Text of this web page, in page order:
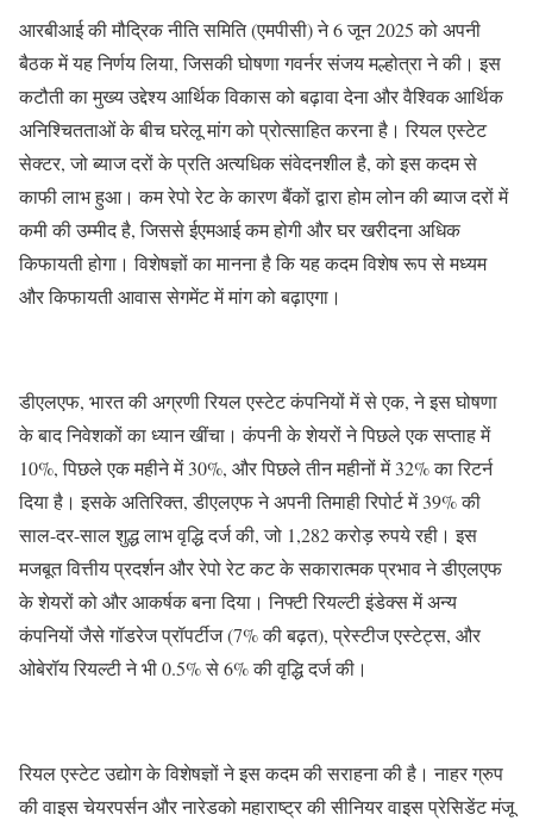
आरबीआई की मौद्रिक नीति समिति (एमपीसी) ने 6 जून 2025 को अपनी
बैठक में यह निर्णय लिया, जिसकी घोषणा गवर्नर संजय मल्होत्रा ने की। इस
कटौती का मुख्य उद्देश्य आर्थिक विकास को बढ़ावा देना और वैश्विक आर्थिक
अनिश्चितताओं के बीच घरेलू मांग को प्रोत्साहित करना है। रियल एस्टेट
सेक्टर, जो ब्याज दरों के प्रति अत्यधिक संवेदनशील है, को इस कदम से
काफी लाभ हुआ। कम रेपो रेट के कारण बैंकों द्वारा होम लोन की ब्याज दरों में
कमी की उम्मीद है, जिससे ईएमआई कम होगी और घर खरीदना अधिक
किफायती होगा। विशेषज्ञों का मानना है कि यह कदम विशेष रूप से मध्यम
और किफायती आवास सेगमेंट में मांग को बढ़ाएगा।
डीएलएफ, भारत की अग्रणी रियल एस्टेट कंपनियों में से एक, ने इस घोषणा
के बाद निवेशकों का ध्यान खींचा। कंपनी के शेयरों ने पिछले एक सप्ताह में
10%, पिछले एक महीने में 30%, और पिछले तीन महीनों में 32% का रिटर्न
दिया है। इसके अतिरिक्त, डीएलएफ ने अपनी तिमाही रिपोर्ट में 39% की
साल-दर-साल शुद्ध लाभ वृद्धि दर्ज की, जो 1,282 करोड़ रुपये रही। इस
मजबूत वित्तीय प्रदर्शन और रेपो रेट कट के सकारात्मक प्रभाव ने डीएलएफ
के शेयरों को और आकर्षक बना दिया। निफ्टी रियल्टी इंडेक्स में अन्य
कंपनियों जैसे गॉडरेज प्रॉपर्टीज (7% की बढ़त), प्रेस्टीज एस्टेट्स, और
ओबेरॉय रियल्टी ने भी 0.5% से 6% की वृद्धि दर्ज की।
रियल एस्टेट उद्योग के विशेषज्ञों ने इस कदम की सराहना की है। नाहर ग्रुप
की वाइस चेयरपर्सन और नारेडको महाराष्ट्र की सीनियर वाइस प्रेसिडेंट मंजू